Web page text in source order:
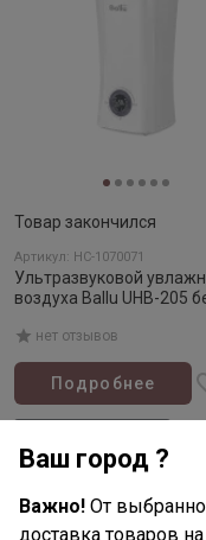
Товар закончился
Артикул: НС-1070071
Ультразвуковой
воздуха Ballu UHB-205
нет отзывов
Подробнее
Ваш город ?
Важно! От
доставка товаров на